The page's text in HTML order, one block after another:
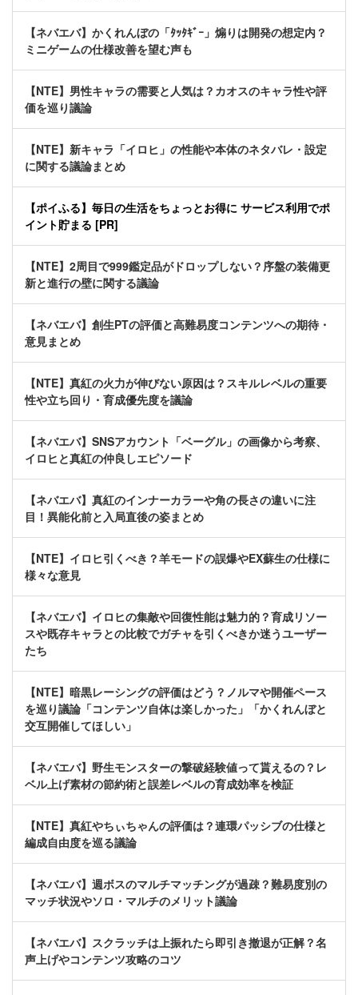
【ネバエバ】かくれんぼの「ﾀｯﾀｷﾞｰ」煽りは開発の想定内？
ミニゲームの仕様改善を望む声も
【NTE】男性キャラの需要と人気は？カオスのキャラ性や評
価を巡り議論
【NTE】新キャラ「イロヒ」の性能や本体のネタバレ・設定
に関する議論まとめ
【ポイふる】毎日の生活をちょっとお得に サービス利用でポ
イント貯まる [PR]
【NTE】2周目で999鑑定品がドロップしない？序盤の装備更
新と進行の壁に関する議論
【ネバエバ】創生PTの評価と高難易度コンテンツへの期待・
意見まとめ
【NTE】真紅の火力が伸びない原因は？スキルレベルの重要
性や立ち回り・育成優先度を議論
【ネバエバ】SNSアカウント「ベーグル」の画像から考察、
イロヒと真紅の仲良しエピソード
【ネバエバ】真紅のインナーカラーや角の長さの違いに注
目！異能化前と入局直後の姿まとめ
【NTE】イロヒ引くべき？羊モードの誤爆やEX蘇生の仕様に
様々な意見
【ネバエバ】イロヒの集敵や回復性能は魅力的？育成リソー
スや既存キャラとの比較でガチャを引くべきか迷うユーザー
たち
【NTE】暗黒レーシングの評価はどう？ノルマや開催ペース
を巡り議論「コンテンツ自体は楽しかった」「かくれんぼと
交互開催してほしい」
【ネバエバ】野生モンスターの撃破経験値って貰えるの？レ
ベル上げ素材の節約術と誤差レベルの育成効率を検証
【NTE】真紅やちぃちゃんの評価は？連環パッシブの仕様と
編成自由度を巡る議論
【ネバエバ】週ボスのマルチマッチングが過疎？難易度別の
マッチ状況やソロ・マルチのメリット議論
【ネバエバ】スクラッチは上振れたら即引き撤退が正解？名
声上げやコンテンツ攻略のコツ